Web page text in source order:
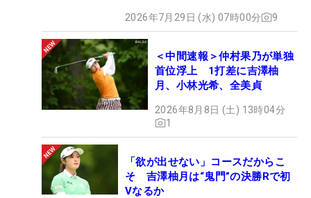
2026年7月29日 (水) 07時00分 9
＜中間速報＞仲村果乃が単独
首位浮上 1打差に吉澤柚
月、小林光希、全美貞
2026年8月8日 (土) 13時04分
1
「欲が出せない」コースだからこ
そ 吉澤柚月は“鬼門”の決勝Rで初
Vなるか